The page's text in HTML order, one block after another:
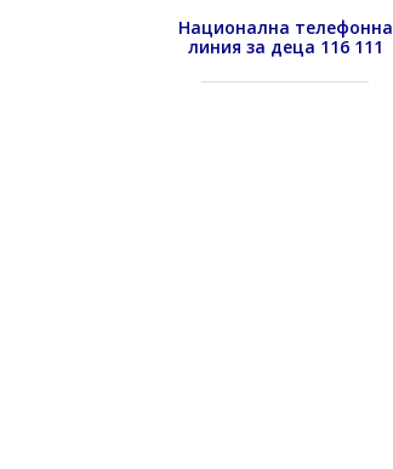
Национална телефонна
линия за деца 116 111